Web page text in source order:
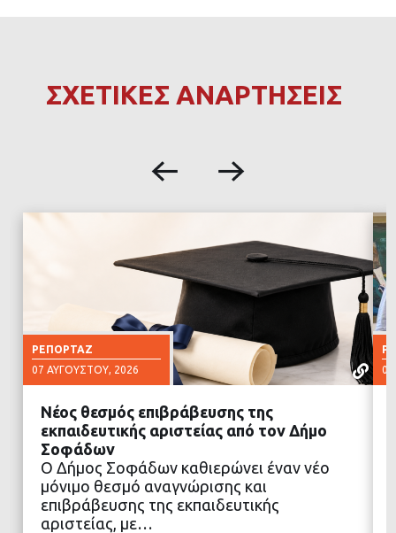
ΣΧΕΤΙΚΕΣ ΑΝΑΡΤΗΣΕΙΣ
ΡΕΠΟΡΤΆΖ
07 ΑΥΓΟΎΣΤΟΥ, 2026
ΔΙΑΒΑΣΤΕ ΠΕΡΙΣΣΟΤΕΡΑ
Νέος θεσμός επιβράβευσης της
εκπαιδευτικής αριστείας από τον Δήμο
Σοφάδων
Ο Δήμος Σοφάδων καθιερώνει έναν νέο
μόνιμο θεσμό αναγνώρισης και
επιβράβευσης της εκπαιδευτικής
αριστείας, με…